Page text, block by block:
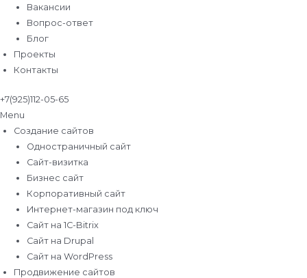
Вакансии
Вопрос-ответ
Блог
Проекты
Контакты
+7(925)112-05-65
Menu
Создание сайтов
Одностраничный сайт
Сайт-визитка
Бизнес сайт
Корпоративный сайт
Интернет-магазин под ключ
Сайт на 1C-Bitrix
Сайт на Drupal
Сайт на WordPress
Продвижение сайтов